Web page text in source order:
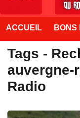
ACCUEIL BONS
Tags -
auvergne-
Radio